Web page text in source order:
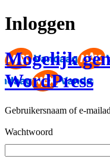
Inloggen
Mogelijk
WordPress
Gebruikersnaam of e-
Wachtwoord